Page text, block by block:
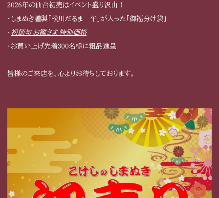
2026年の仙台初売はイベント盛り沢山！
・しまぬき謹製「松川だるま 午」が入った「御福分け袋」
・ 初節句 お雛さま 特別価格
・お買い上げ先着300名様に粗品進呈
皆様のご来店を、心よりお待ちしております。